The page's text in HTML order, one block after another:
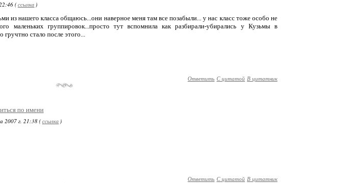
(ссылка )
из нашего класса общаюсь...они наверное меня там все позабыли... у нас класс тоже особо не
маленьких группировок...просто тут вспомнила как разбирали-убирались у Кузьмы в
гручтно стало после этого...
Ответить С цитатой В цитатник
по имени
2007 г. 21:38 (ссылка )
Ответить С цитатой В цитатник